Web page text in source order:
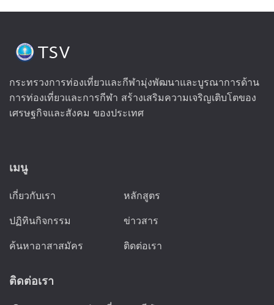
กระทรวงการท่องเที่ยวและกีฬามุ่งพัฒนาและบูรณาการด้าน
การท่องเที่ยวและการกีฬา สร้างเสริมความเจริญเติบโตของ
เศรษฐกิจและสังคม ของประเทศ
เมนู
เกี่ยวกับเรา
ปฏิทินกิจกรรม
ค้นหาอาสาสมัคร
หลักสูตร
ข่าวสาร
ติดต่อเรา
ติดต่อเรา